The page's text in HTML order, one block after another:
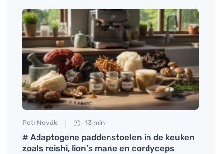
Petr Novák 13 min
# Adaptogene paddenstoelen in de keuken
zoals reishi, lion's mane en cordyceps